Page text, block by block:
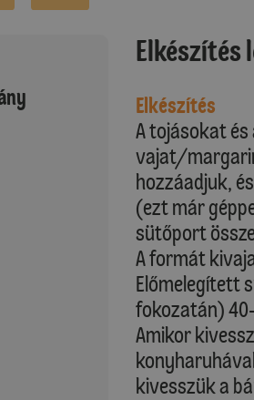
Elkészítés
Elkészítés
A tojásokat és
vajat/
hozzáadjuk,
(ezt már
sütőport
A formát
Előmelegített
fokozatán)
Amikor
kivesszük a